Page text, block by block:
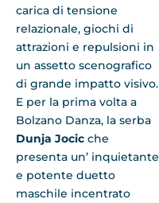
carica di tensione
relazionale, giochi di
attrazioni e repulsioni in
un assetto scenografico
di grande impatto visivo.
E per la prima volta a
Bolzano Danza, la serba
Dunja Jocic che
presenta un’ inquietante
e potente duetto
maschile incentrato